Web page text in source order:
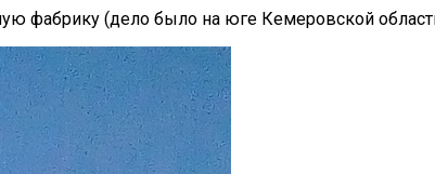
фабрику (дело было на юге Кемеровской